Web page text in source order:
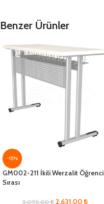
Benzer Ürünler
-15%
GM002-211 İkili Werzalit Öğrenci
Sırası
3.095,00₺ 2.631,00 ₺